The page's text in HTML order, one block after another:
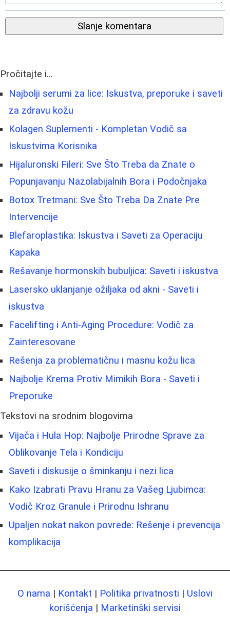
Slanje komentara
Pročitajte i...
Najbolji serumi za lice: Iskustva, preporuke i saveti
za zdravu kožu
Kolagen Suplementi - Kompletan Vodič sa
Iskustvima Korisnika
Hijaluronski Fileri: Sve Što Treba da Znate o
Popunjavanju Nazolabijalnih Bora i Podočnjaka
Botox Tretmani: Sve Što Treba Da Znate Pre
Intervencije
Blefaroplastika: Iskustva i Saveti za Operaciju
Kapaka
Rešavanje hormonskih bubuljica: Saveti i iskustva
Lasersko uklanjanje ožiljaka od akni - Saveti i
iskustva
Facelifting i Anti-Aging Procedure: Vodič za
Zainteresovane
Rešenja za problematičnu i masnu kožu lica
Najbolje Krema Protiv Mimikih Bora - Saveti i
Preporuke
Tekstovi na srodnim blogovima
Vijača i Hula Hop: Najbolje Prirodne Sprave za
Oblikovanje Tela i Kondiciju
Saveti i diskusije o šminkanju i nezi lica
Kako Izabrati Pravu Hranu za Vašeg Ljubimca:
Vodič Kroz Granule i Prirodnu Ishranu
Upaljen nokat nakon povrede: Rešenje i prevencija
komplikacija
O nama | Kontakt | Politika privatnosti | Uslovi
korišćenja | Marketinški servisi